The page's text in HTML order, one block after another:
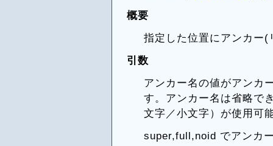
概要
指定した位置にアンカー
引数
アンカー名の値がアンカ
す。アンカー名は省略で
文字／小文字）が使用可
super,full,noid でアンカ